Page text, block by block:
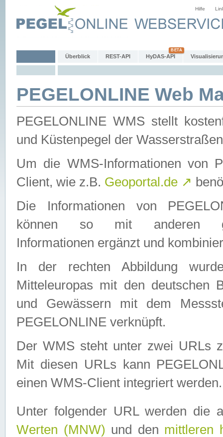
Hilfe
Überblick REST-API HyDAS-API
PEGELONLINE Web
PEGELONLINE WMS stellt
und Küstenpegel der
Um die WMS-Informationen von
Client, wie z.B. Geoportal.de ↗
Die Informationen von
können so mit anderen
Informationen ergänzt und
In der rechten Abbildung
Mitteleuropas mit den deutschen
und Gewässern mit dem
PEGELONLINE verknüpft.
Der WMS steht unter zwei URLs
Mit diesen URLs kann
einen WMS-Client integriert werden.
Unter folgender URL werden die
Werten (MNW) und den mittleren